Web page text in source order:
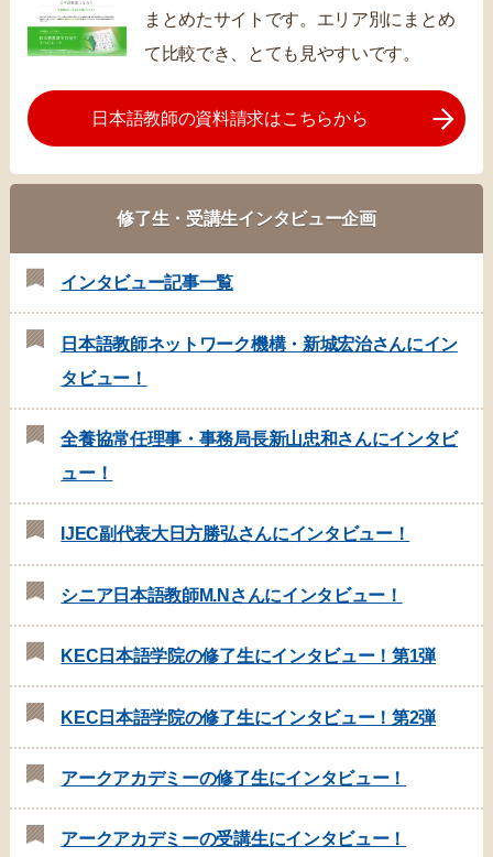
まとめたサイトです。エリア別にまとめ
て比較でき、とても見やすいです。
日本語教師の資料請求はこちらから
修了生・受講生インタビュー企画
インタビュー記事一覧
日本語教師ネットワーク機構・新城宏治さんにイン
タビュー！
全養協常任理事・事務局長新山忠和さんにインタビ
ュー！
IJEC副代表大日方勝弘さんにインタビュー！
シニア日本語教師M.Nさんにインタビュー！
KEC日本語学院の修了生にインタビュー！第1弾
KEC日本語学院の修了生にインタビュー！第2弾
アークアカデミーの修了生にインタビュー！
アークアカデミーの受講生にインタビュー！